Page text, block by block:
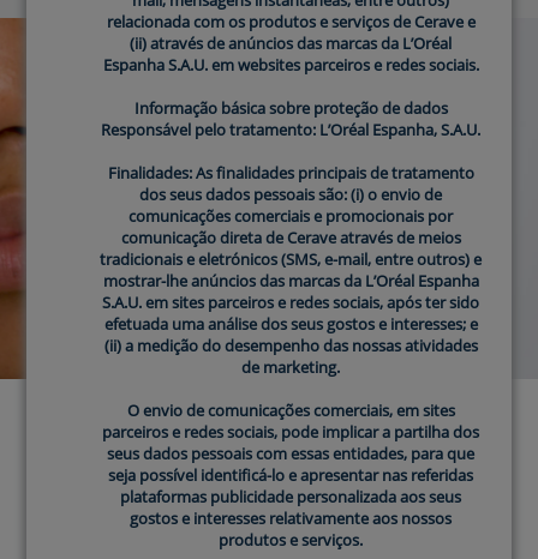
SABE QUAIS SÃO OS
PRODUTOS CERAVE
MAIS ADEQUADOS PARA TI
relacionada com os produtos e serviços de Cerave e
(ii) através de anúncios das marcas da L’Oréal
Espanha S.A.U. em websites parceiros e redes sociais.
Informação básica sobre proteção de dados
Responsável pelo tratamento: L’Oréal Espanha, S.A.U.
Finalidades: As finalidades principais de tratamento
dos seus dados pessoais são: (i) o envio de
comunicações comerciais e promocionais por
comunicação direta de Cerave através de meios
tradicionais e eletrónicos (SMS, e-mail, entre outros) e
mostrar-lhe anúncios das marcas da L’Oréal Espanha
S.A.U. em sites parceiros e redes sociais, após ter sido
efetuada uma análise dos seus gostos e interesses; e
(ii) a medição do desempenho das nossas atividades
de marketing.
O envio de comunicações comerciais, em sites
parceiros e redes sociais, pode implicar a partilha dos
seus dados pessoais com essas entidades, para que
seja possível identificá-lo e apresentar nas referidas
plataformas publicidade personalizada aos seus
gostos e interesses relativamente aos nossos
produtos e serviços.
relacionada com os produtos e serviços de Cerave e
(ii) através de anúncios das marcas da L’Oréal
Espanha S.A.U. em websites parceiros e redes sociais.
Informação básica sobre proteção de dados
Responsável pelo tratamento: L’Oréal Espanha, S.A.U.
Finalidades: As finalidades principais de tratamento
dos seus dados pessoais são: (i) o envio de
comunicações comerciais e promocionais por
comunicação direta de Cerave através de meios
tradicionais e eletrónicos (SMS, e-mail, entre outros) e
mostrar-lhe anúncios das marcas da L’Oréal Espanha
S.A.U. em sites parceiros e redes sociais, após ter sido
efetuada uma análise dos seus gostos e interesses; e
(ii) a medição do desempenho das nossas atividades
de marketing.
O envio de comunicações comerciais, em sites
parceiros e redes sociais, pode implicar a partilha dos
seus dados pessoais com essas entidades, para que
seja possível identificá-lo e apresentar nas referidas
plataformas publicidade personalizada aos seus
gostos e interesses relativamente aos nossos
produtos e serviços.